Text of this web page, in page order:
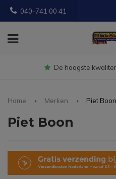
040-741 00 41
De hoogste
Home Merken Piet Boon
Piet Boon